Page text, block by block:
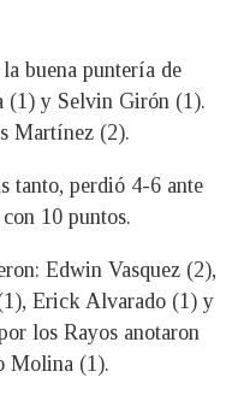
buena puntería de
(1) y Selvin Girón (1).
Martínez (2).
tanto, perdió 4-6 ante
10 puntos.
Edwin Vasquez (2),
Erick Alvarado (1) y
los Rayos anotaron
Molina (1).